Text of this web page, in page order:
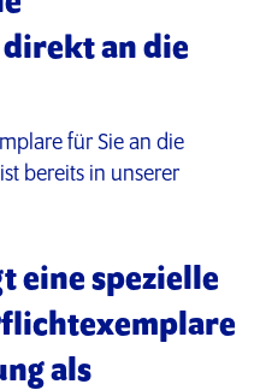
an die
für Sie an die
bereits in unserer
eine spezielle
als